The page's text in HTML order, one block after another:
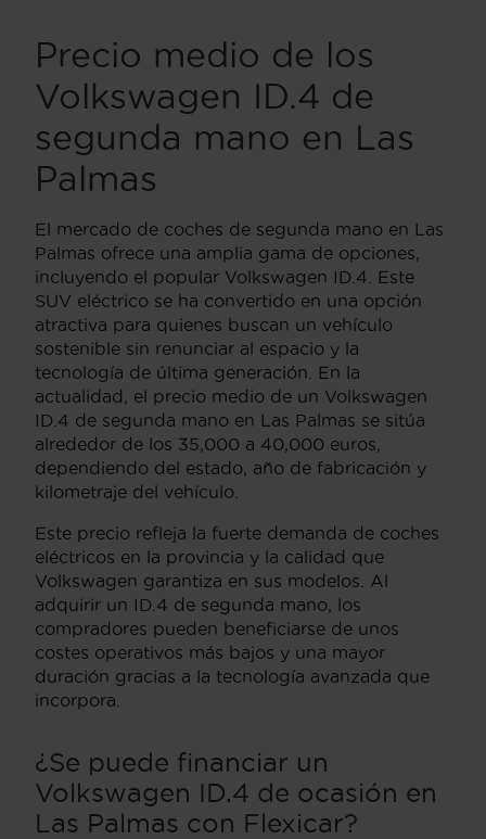
Precio medio de los
Volkswagen ID.4 de
segunda mano en Las
Palmas
El mercado de coches de segunda mano en Las
Palmas ofrece una amplia gama de opciones,
incluyendo el popular Volkswagen ID.4. Este
SUV eléctrico se ha convertido en una opción
atractiva para quienes buscan un vehículo
sostenible sin renunciar al espacio y la
tecnología de última generación. En la
actualidad, el precio medio de un Volkswagen
ID.4 de segunda mano en Las Palmas se sitúa
alrededor de los 35,000 a 40,000 euros,
dependiendo del estado, año de fabricación y
kilometraje del vehículo.
Este precio refleja la fuerte demanda de coches
eléctricos en la provincia y la calidad que
Volkswagen garantiza en sus modelos. Al
adquirir un ID.4 de segunda mano, los
compradores pueden beneficiarse de unos
costes operativos más bajos y una mayor
duración gracias a la tecnología avanzada que
incorpora.
¿Se puede financiar un
Volkswagen ID.4 de ocasión en
Las Palmas con Flexicar?